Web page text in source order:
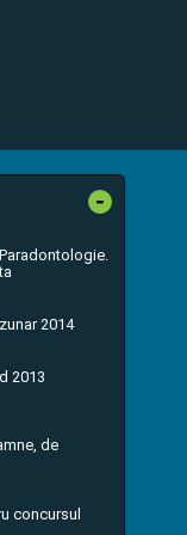
-
2014
2013
de
concursul